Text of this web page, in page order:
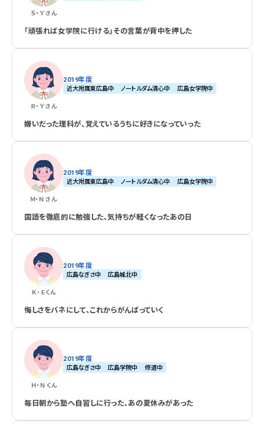
Ｓ・Ｙさん
「頑張れば女学院に行ける」その言葉が背中を押した
Ｒ・Ｙさん
2019年度
近大附属東広島中 ノートルダム清心中 広島女学院中
嫌いだった理科が、覚えているうちに好きになっていった
Ｍ・Ｎ さん
2019年度
近大附属東広島中 ノートルダム清心中 広島女学院中
国語を徹底的に勉強した、気持ちが軽くなったあの日
Ｋ・Ｅくん
2019年度
広島なぎさ中 広島城北中
悔しさをバネにして、これからがんばっていく
Ｈ・Ｎ くん
2019年度
広島なぎさ中 広島学院中 修道中
毎日朝から塾へ自習しに行った、あの夏休みがあった